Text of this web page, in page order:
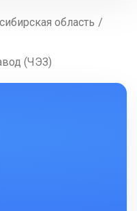
область /
(ЧЭЗ)